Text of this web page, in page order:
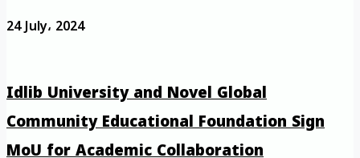
24 July، 2024
Idlib University and Novel Global
Community Educational Foundation Sign
MoU for Academic Collaboration